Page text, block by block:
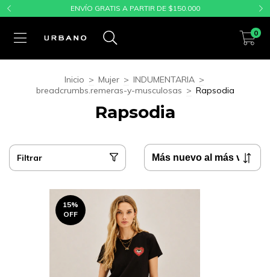
ENVÍO GRATIS A PARTIR DE $150.000
0
Inicio > Mujer > INDUMENTARIA >
breadcrumbs.remeras-y-musculosas > Rapsodia
Rapsodia
Filtrar
15%
OFF